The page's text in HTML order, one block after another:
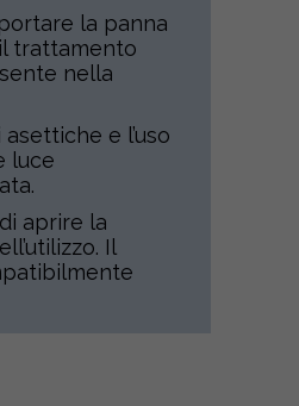
la panna
trattamento
nella
e l’uso
luce
aprire la
Il